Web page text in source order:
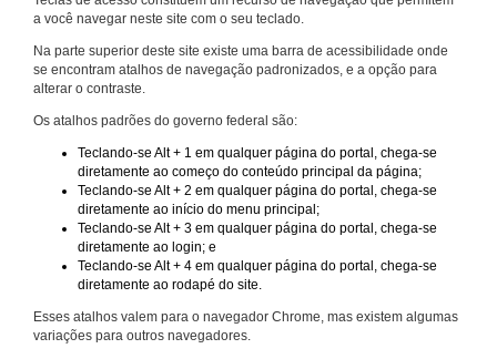
a você navegar neste site com o seu teclado.
Na parte superior deste site existe uma barra de acessibilidade onde
se encontram atalhos de navegação padronizados, e a opção para
alterar o contraste.
Os atalhos padrões do governo federal são:
Teclando-se Alt + 1 em qualquer página do portal, chega-se
diretamente ao começo do conteúdo principal da página;
Teclando-se Alt + 2 em qualquer página do portal, chega-se
diretamente ao início do menu principal;
Teclando-se Alt + 3 em qualquer página do portal, chega-se
diretamente ao login; e
Teclando-se Alt + 4 em qualquer página do portal, chega-se
diretamente ao rodapé do site.
Esses atalhos valem para o navegador Chrome, mas existem algumas
variações para outros navegadores.